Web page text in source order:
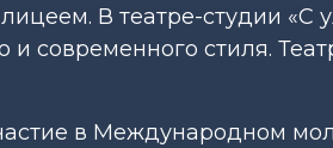
В театре-студии «С
и современного стиля.
в Международном